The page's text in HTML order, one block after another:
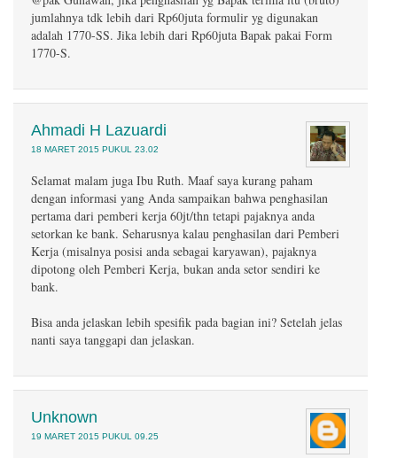
jumlahnya tdk lebih dari Rp60juta formulir yg digunakan
adalah 1770-SS. Jika lebih dari Rp60juta Bapak pakai Form
1770-S.
Ahmadi H Lazuardi
18 MARET 2015 PUKUL 23.02
Selamat malam juga Ibu Ruth. Maaf saya kurang paham
dengan informasi yang Anda sampaikan bahwa penghasilan
pertama dari pemberi kerja 60jt/thn tetapi pajaknya anda
setorkan ke bank. Seharusnya kalau penghasilan dari Pemberi
Kerja (misalnya posisi anda sebagai karyawan), pajaknya
dipotong oleh Pemberi Kerja, bukan anda setor sendiri ke
bank.
Bisa anda jelaskan lebih spesifik pada bagian ini? Setelah jelas
nanti saya tanggapi dan jelaskan.
Unknown
19 MARET 2015 PUKUL 09.25